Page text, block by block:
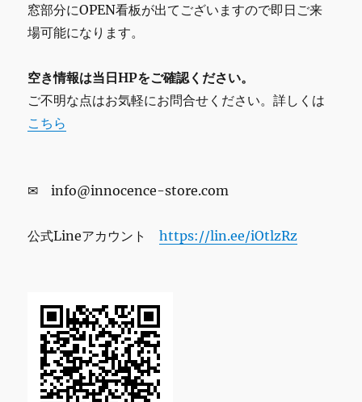
窓部分にOPEN看板が出てございますので即日ご来
場可能になります。
空き情報は当日HPをご確認ください。
ご不明な点はお気軽にお問合せください。詳しくは
こちら
✉ info@innocence-store.com
公式Lineアカウントhttps://lin.ee/iOtlzRz